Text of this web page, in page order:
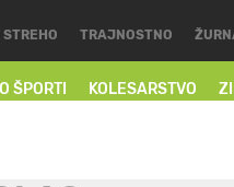
ŠPORTI KOLESARSTVO
STREHO TRAJNOSTNO